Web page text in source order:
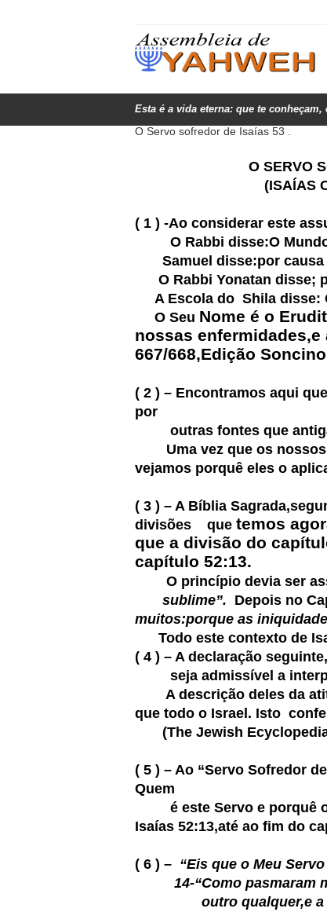
Esta é a vida eterna: que te
O Servo sofredor de Isaías 53 .
O SERVO
(ISAÍAS
( 1 ) -Ao considerar este
O Rabbi disse:O Mundo
Samuel disse:por causa
O Rabbi Yonatan disse;
A Escola do Shila disse:
O Seu Nome é o
nossas
667/668,Edição
( 2 ) – Encontramos aqui
por
outras fontes que
Uma vez que os nossos
vejamos porquê eles o
( 3 ) – A Bíblia
divisões que temos
que a divisão do
capítulo 52:13.
O princípio devia ser
sublime”. Depois no
muitos:porque as
Todo este contexto de
( 4 ) – A declaração
seja admissível a
A descrição deles da
que todo o Israel. Isto
(The Jewish Ecyclopedia
( 5 ) – Ao “Servo Sofredor
Quem
é este Servo e porquê os
Isaías 52:13,até ao fim do
( 6 ) – “Eis que o Meu
14-“Como pasmaram
outro qualquer,e a sua